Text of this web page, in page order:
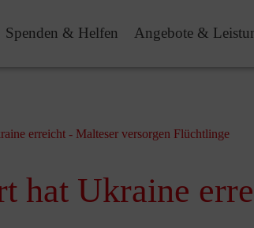
Spenden & Helfen Angebote &
erreicht - Malteser versorgen Flüchtlinge
hat Ukraine